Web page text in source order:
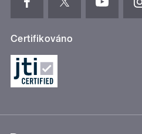
Certifikováno